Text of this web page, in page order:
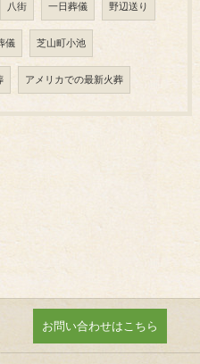
八街 一日葬儀 野辺送り
儀 芝山町小池
アメリカでの最新火葬
お問い合わせはこちら